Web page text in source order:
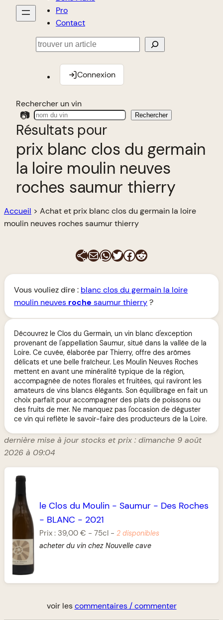
Pro
Contact
Rechercher
Connexion
Rechercher un vin
📷 Rechercher
Résultats pour
prix blanc clos du germain
la loire moulin neuves
roches saumur thierry
Accueil > Achat et prix blanc clos du germain la loire
moulin neuves roches saumur thierry
E-mailWhatsApp
Twitter
Facebook
Reddit
Vous vouliez dire : blanc clos du germain la loire
moulin neuves roche saumur thierry?
Découvrez le Clos du Germain, un vin blanc d'exception
provenant de l'appellation Saumur, situé dans la vallée de la
Loire. Ce cuvée, élaborée par Thierry, offre des arômes
délicats et une belle fraîcheur. Les Moulin Neuves Roches
mettent en avant une minéralité typique de la région,
accompagnée de notes florales et fruitées, qui raviront les
amateurs de vins blancs élégants. Son équilibrage en fait un
choix parfait pour accompagner des plats de poissons ou
des fruits de mer. Ne manquez pas l'occasion de déguster
ce vin qui reflète le savoir-faire des producteurs de la Loire.
dernière mise à jour stocks et prix : dimanche 9 août
2026 à 09:04
le Clos du Moulin- Saumur- Des Roches
- BLANC - 2021
Prix : 39,00 € - 75cl- 2 disponibles
acheter du vin chez Nouvelle cave
voir lescommentaires / commenter